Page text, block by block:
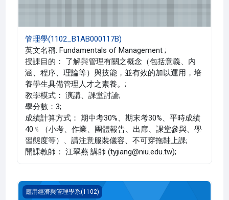
管理學(1102_B1AB000117B)
英文名稱: Fundamentals of Management ;
授課目的： 了解與管理有關之概念（包括意義、內
涵、程序、理論等）與技能，並有效的加以運用，培
養學生具備管理人才之素養。;
教學模式： 演講、課堂討論;
學分數：3;
成績計算方式： 期中考30%、期末考30%、平時成績
40﹪（小考、作業、團體報告、出席、課堂參與、學
習態度等）、請注意服裝儀容、不可穿拖鞋上課;
開課教師： 江翠燕 講師 (tyjiang@niu.edu.tw);
管理學(1102_B1AB000117A)
應用經濟與管理學系(1102)